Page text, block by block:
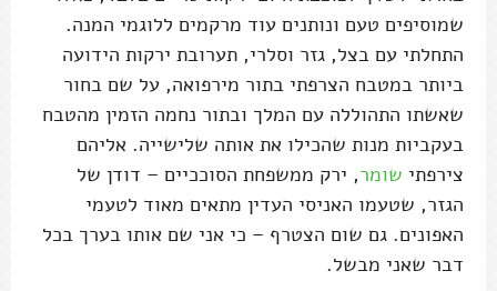
שמוסיפים טעם ונותנים עוד מרקמים ללוגמי המנה.
התחלתי עם בצל, גזר וסלרי, תערובת ירקות הידועה
ביותר במטבח הצרפתי בתור מירפואה, על שם בחור
שאשתו התהוללה עם המלך ובתור נחמה הזמין מהטבח
בעקביות מנות שהכילו את אותה שלישייה. אליהם
צירפתי שומר, ירק ממשפחת הסוככיים – דודן של
הגזר, שטעמו האניסי העדין מתאים מאוד לטעמי
האפונים. גם שום הצטרף – כי אני שם אותו בערך בכל
דבר שאני מבשל.